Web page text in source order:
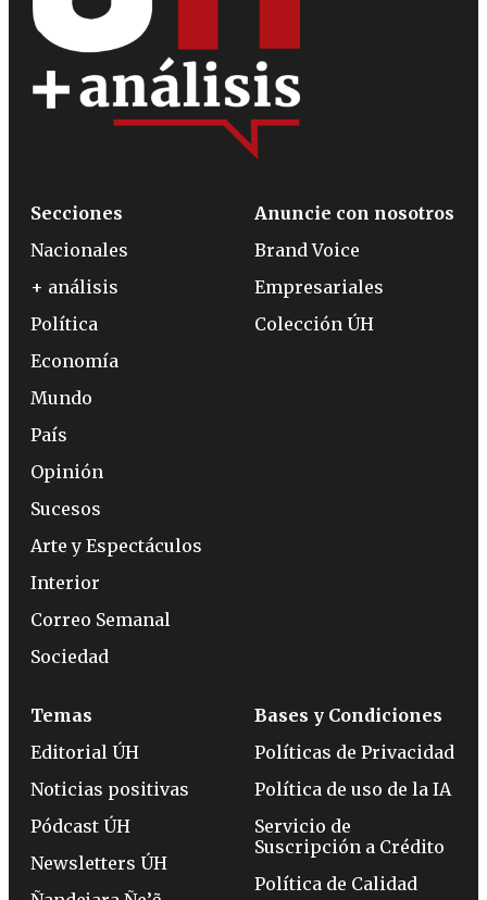
Secciones
Nacionales
+ análisis
Política
Economía
Mundo
País
Opinión
Sucesos
Arte y Espectáculos
Interior
Correo Semanal
Sociedad
Anuncie con nosotros
Brand Voice
Empresariales
Colección ÚH
Temas
Editorial ÚH
Noticias positivas
Pódcast ÚH
Newsletters ÚH
Bases y Condiciones
Políticas de Privacidad
Política de uso de la IA
Servicio de
Suscripción a Crédito
Política de Calidad